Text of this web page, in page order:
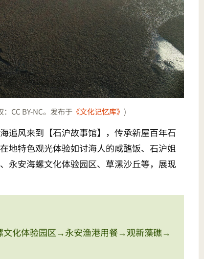
CC BY-NC。发布于 《文化记忆库》 )
追风来到【石沪故事馆】，传承新屋百年石
地特色观光体验如讨海人的咸醢饭、石沪姐
永安海螺文化体验园区、草漯沙丘等，展现
化体验园区→永安渔港用餐→观新藻礁→